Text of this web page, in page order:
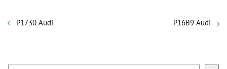
P1730 Audi P16B9 Audi